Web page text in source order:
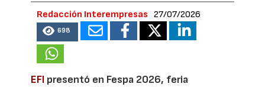
Redacción Interempresas 27/07/2026
698
EFI presentó en Fespa 2026, feria